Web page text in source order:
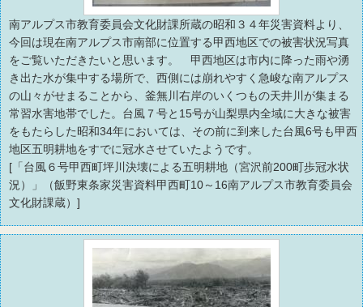
南アルプス市教育委員会文化財課所蔵の昭和３４年災害資料より、
今回は現在南アルプス市南部に位置する甲西地区での被害状況写真
をご覧いただきたいと思います。 甲西地区は市内に降った雨や湧
き出た水が集中する場所で、西側には崩れやすく急峻な南アルプス
の山々がせまることから、釜無川右岸のいくつもの天井川が集まる
常習水害地帯でした。台風７号と15号が山梨県内全域に大きな被害
をもたらした昭和34年においては、その前に到来した台風6号も甲西
地区五明耕地をすでに冠水させていたようです。
[「台風６号甲西町坪川決壊による五明耕地（宮沢前200町歩冠水状
況）」（飯野東条家災害資料甲西町10～16南アルプス市教育委員会
文化財課蔵）]